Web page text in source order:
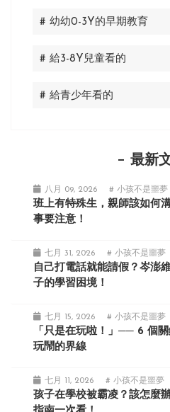
# 幼幼0-3Y的早期教育
# 給3-8Y兒童看的
# 給青少年看的
最新
八月 09, 2026 # 小孩不是噩夢
班上有特殊生，親師該如何
事要注意！
七月 31, 2026 # 小孩不是噩夢
自己打電話就能請假？岑澎
子的學習困境！
七月 15, 2026 # 小孩不是噩夢
「只是在玩啦！」── 6 個
玩鬧的界線
七月 11, 2026 # 小孩不是噩夢
孩子在學校被霸凌？該怎麼